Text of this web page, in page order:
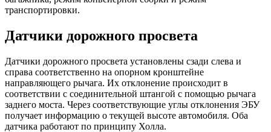
транспортировки.
Датчики дорожного просвета
Датчики дорожного просвета установлены сзади слева и
справа соответственно на опорном кронштейне
направляющего рычага. Их отклонение происходит в
соответствии с соединительной штангой с помощью рычага
заднего моста. Через соответствующие углы отклонения ЭБУ
получает информацию о текущей высоте автомобиля. Оба
датчика работают по принципу Холла.